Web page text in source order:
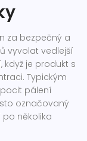
za bezpečný a
vyvolat vedlejší
když je produkt s
Typickým
pálení
označovaný
několika